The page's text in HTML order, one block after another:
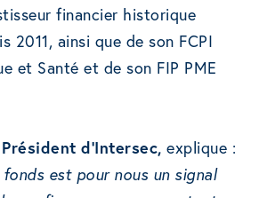
financier historique
2011, ainsi que de son FCPI
et Santé et de son FIP PME
d’Intersec, explique :
est pour nous un signal